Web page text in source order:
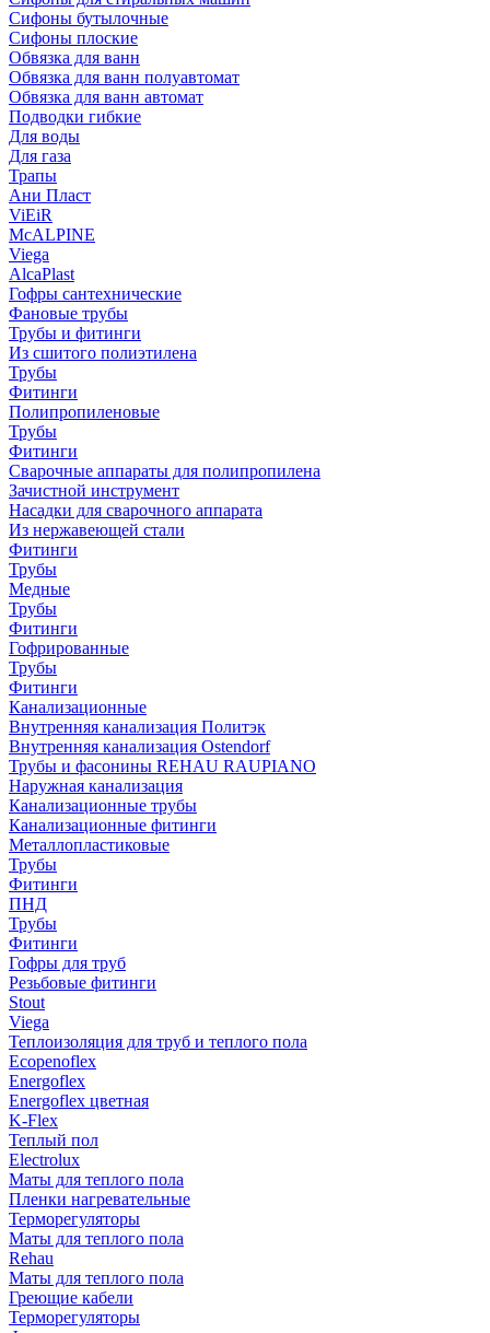
Сифоны бутылочные
Сифоны плоские
Обвязка для ванн
Обвязка для ванн полуавтомат
Обвязка для ванн автомат
Подводки гибкие
Для воды
Для газа
Трапы
Ани Пласт
ViEiR
McALPINE
Viega
AlcaPlast
Гофры сантехнические
Фановые трубы
Трубы и фитинги
Из сшитого полиэтилена
Трубы
Фитинги
Полипропиленовые
Трубы
Фитинги
Сварочные аппараты для полипропилена
Зачистной инструмент
Насадки для сварочного аппарата
Из нержавеющей стали
Фитинги
Трубы
Медные
Трубы
Фитинги
Гофрированные
Трубы
Фитинги
Канализационные
Внутренняя канализация Политэк
Внутренняя канализация Ostendorf
Трубы и фасонины REHAU RAUPIANO
Наружная канализация
Канализационные трубы
Канализационные фитинги
Металлопластиковые
Трубы
Фитинги
ПНД
Трубы
Фитинги
Гофры для труб
Резьбовые фитинги
Stout
Viega
Теплоизоляция для труб и теплого пола
Ecopenoflex
Energoflex
Energoflex цветная
K-Flex
Теплый пол
Electrolux
Маты для теплого пола
Пленки нагревательные
Терморегуляторы
Маты для теплого пола
Rehau
Маты для теплого пола
Греющие кабели
Терморегуляторы